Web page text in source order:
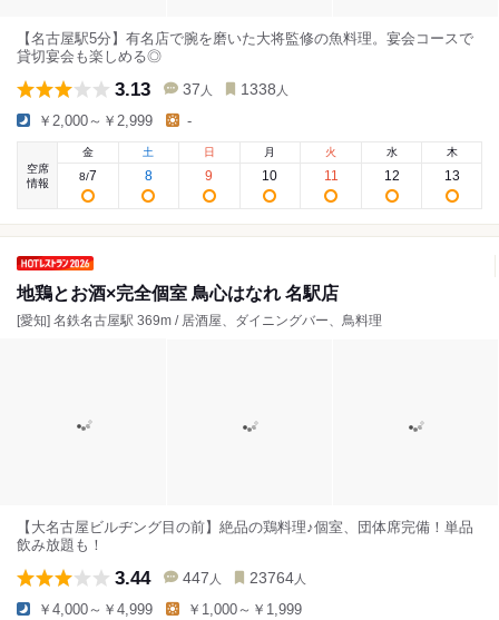
【名古屋駅5分】有名店で腕を磨いた大将監修の魚料理。宴会コースで
貸切宴会も楽しめる◎
3.13 37 人 1338 人
￥2,000～￥2,999 -
空席
情報
金
8/7
土
8
日
9
月
10
火
11
水
12
木
13
地鶏とお酒×完全個室 鳥心はなれ 名駅店
[愛知] 名鉄名古屋駅 369m / 居酒屋、ダイニングバー、鳥料理
【大名古屋ビルヂング目の前】絶品の鶏料理♪個室、団体席完備！単品
飲み放題も！
3.44 447 人 23764 人
￥4,000～￥4,999 ￥1,000～￥1,999